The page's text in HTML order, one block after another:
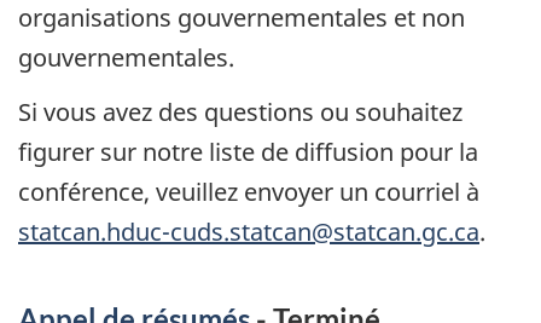
organisations gouvernementales et non
gouvernementales.
Si vous avez des questions ou souhaitez
figurer sur notre liste de diffusion pour la
conférence, veuillez envoyer un courriel à
statcan.hduc-cuds.statcan@statcan.gc.ca.